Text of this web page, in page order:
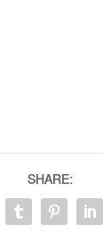
SHARE: